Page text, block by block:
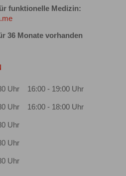
funktionelle Medizin:
36 Monate vorhanden
Uhr 16:00 - 19:00 Uhr
Uhr 16:00 - 18:00 Uhr
Uhr
Uhr
Uhr